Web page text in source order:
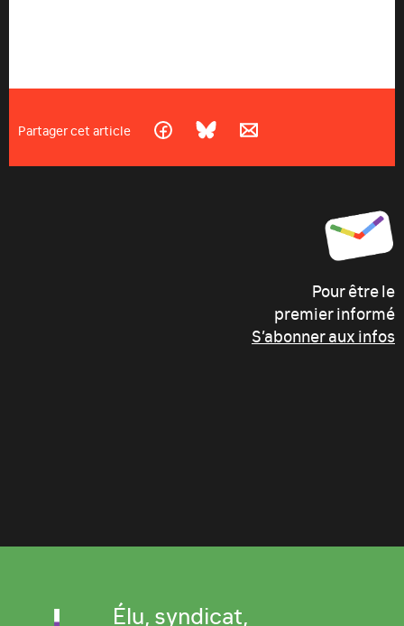
Partager cet article
Pour être le
premier informé
S’abonner aux infos
Élu, syndicat,